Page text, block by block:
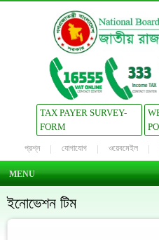
TAX PAYER SURVEY-
FORM
প্রশ্ন যোগাযোগ ওয়েবমেইল
MENU
ইনোভেশন টিম